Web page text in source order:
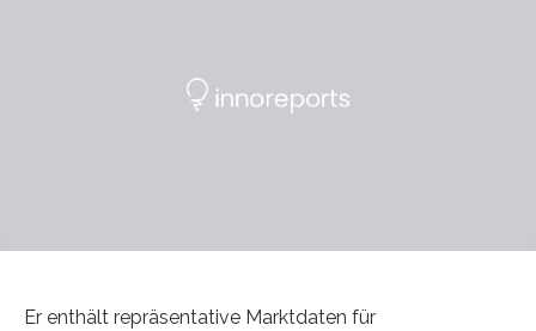
Er enthält repräsentative Marktdaten für